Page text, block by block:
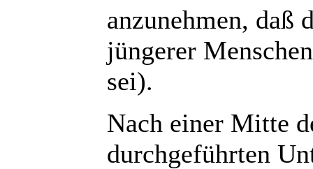
anzunehmen, daß
jüngerer
sei).
Nach einer Mitte
durchgeführten